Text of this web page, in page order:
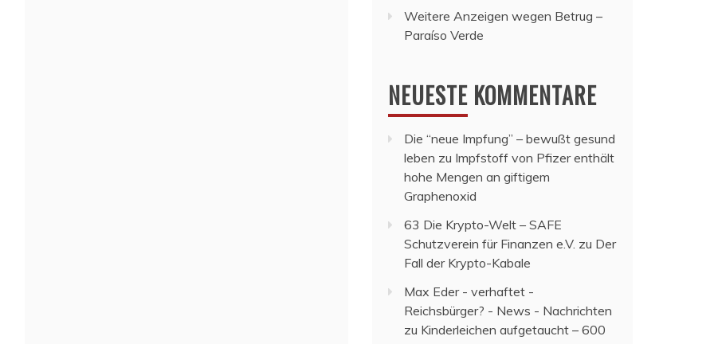
Weitere Anzeigen wegen Betrug –
Paraíso Verde
NEUESTE KOMMENTARE
Die “neue Impfung” – bewußt gesund
leben zu Impfstoff von Pfizer enthält
hohe Mengen an giftigem
Graphenoxid
63 Die Krypto-Welt – SAFE
Schutzverein für Finanzen e.V. zu Der
Fall der Krypto-Kabale
Max Eder - verhaftet -
Reichsbürger? - News - Nachrichten
zu Kinderleichen aufgetaucht – 600